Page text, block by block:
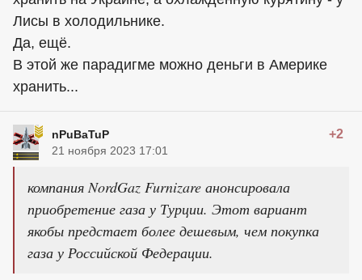
Лисы в холодильнике.
Да, ещё.
В этой же парадигме можно деньги в Америке
хранить...
nPuBaTuP +2
21 ноября 2023 17:01
компания NordGaz Furnizare анонсировала
приобретение газа у Турции. Этот вариант
якобы предстает более дешевым, чем покупка
газа у Российской Федерации.